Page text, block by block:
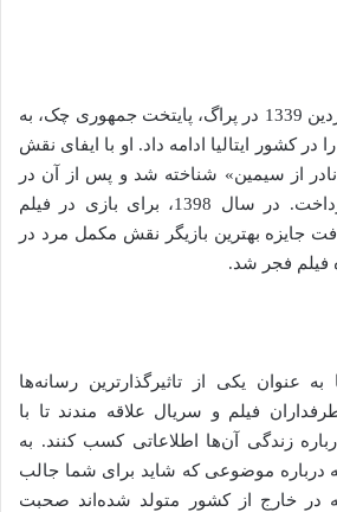
بابک کریمی در دوم فروردین 1339 در پراگ، پایتخت جمهوری چک، به
در کشور ایتالیا ادامه داد. او با ایفای نقش
از سیمین» شناخته شد و پس از آن در
آثار متعددی به بازی پرداخت. در سال 1398، برای بازی در فیلم
جایزه بهترین بازیگر نقش مکمل مرد در
فجر شد.
به عنوان یکی از تاثیرگذارترین رسانه‌ها
فیلم و سریال علاقه مندند تا با
زندگی آن‌ها اطلاعاتی کسب کنند. به
درباره موضوعی که شاید برای شما جالب
در خارج از کشور متولد شده‌اند صحبت